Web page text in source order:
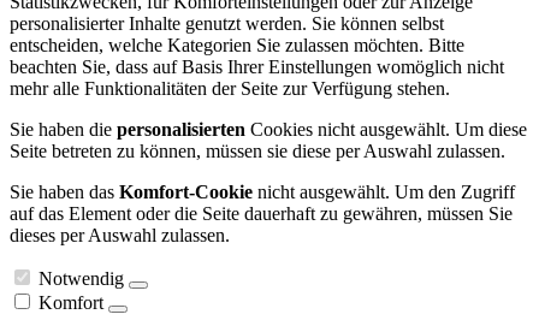
personalisierter Inhalte genutzt werden. Sie können selbst
entscheiden, welche Kategorien Sie zulassen möchten. Bitte
beachten Sie, dass auf Basis Ihrer Einstellungen womöglich nicht
mehr alle Funktionalitäten der Seite zur Verfügung stehen.
Sie haben die personalisierten Cookies nicht ausgewählt. Um diese
Seite betreten zu können, müssen sie diese per Auswahl zulassen.
Sie haben das Komfort-Cookie nicht ausgewählt. Um den Zugriff
auf das Element oder die Seite dauerhaft zu gewähren, müssen Sie
dieses per Auswahl zulassen.
Notwendig
Komfort